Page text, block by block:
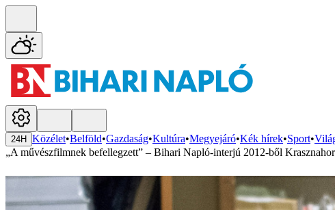
24H Közélet•Belföld•Gazdaság•Kultúra•Megyejáró•Kék hírek•Sport•
„A művészfilmnek befellegzett” – Bihari Napló-interjú 2012-ből